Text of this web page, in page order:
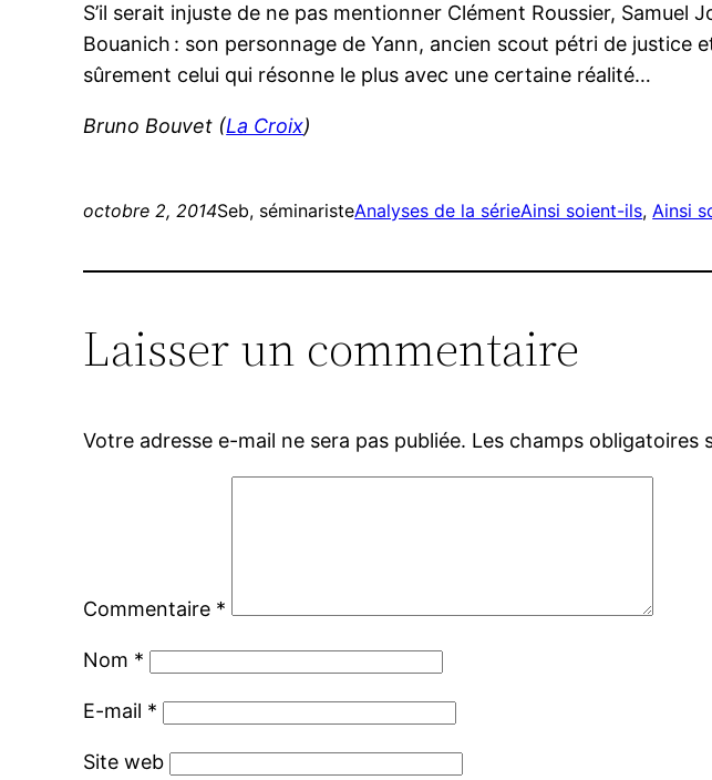
S’il serait injuste de ne pas mentionner Clément Roussier,
Bouanich : son personnage de Yann, ancien scout pétri de justice
sûrement celui qui résonne le plus avec une certaine réalité…
Bruno Bouvet (La Croix)
octobre 2, 2014Seb, séminaristeAnalyses de la sérieAinsi soient-ils, Ainsi
Laisser un commentaire
Votre adresse e-mail ne sera pas publiée. Les champs obligatoires
Commentaire *
Nom *
E-mail *
Site web